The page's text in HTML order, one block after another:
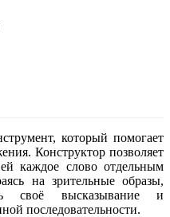
который помогает
Конструктор позволяет
каждое слово отдельным
на зрительные образы,
своё высказывание и
последовательности.